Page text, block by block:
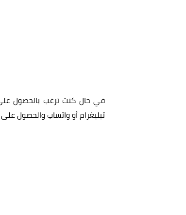
في حال كنت ترغب بالحصول على
تيليغرام أو واتساب والحصول